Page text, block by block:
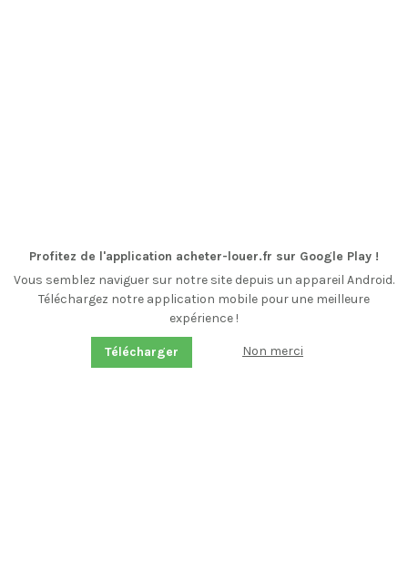
Profitez de l'application acheter-louer.fr sur Google Play !
Vous semblez naviguer sur notre site depuis un appareil Android.
Téléchargez notre application mobile pour une meilleure
expérience !
Télécharger Non merci